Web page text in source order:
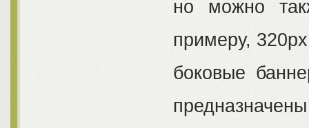
но можно
примеру,
боковые